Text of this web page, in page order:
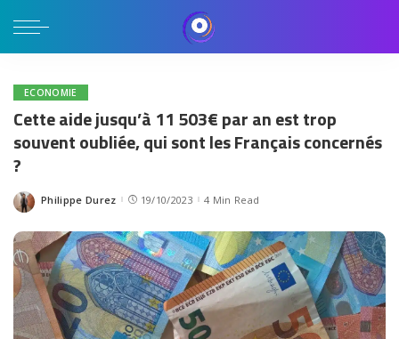
ECONOMIE
Cette aide jusqu’à 11 503€ par an est trop
souvent oubliée, qui sont les Français concernés
?
Posted
Philippe Durez 19/10/2023 4 Min Read